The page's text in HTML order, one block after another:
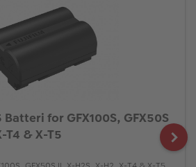
for GFX100S, GFX50S
T4 & X-T5